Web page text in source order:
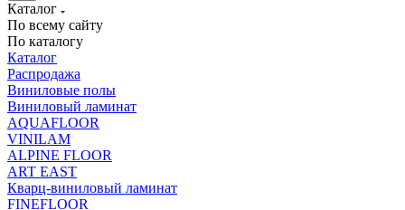
Каталог
По всему сайту
По каталогу
Каталог
Распродажа
Виниловые полы
Виниловый ламинат
AQUAFLOOR
VINILAM
ALPINE FLOOR
ART EAST
Кварц-виниловый ламинат
FINEFLOOR